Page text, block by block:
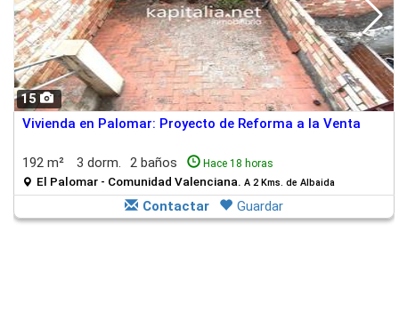
15
Vivienda en Palomar: Proyecto de Reforma a la Venta
192 m² 3 dorm. 2 baños Hace 18 horas
El Palomar - Comunidad Valenciana. A 2 Kms. de Albaida
Contactar Guardar